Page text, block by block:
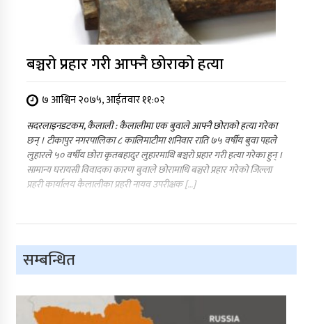
बञ्चरो प्रहार गरी आफ्नै छोराको हत्या
७ आश्विन २०७५, आईतवार ११:०२
सदरलाइनडटकम, कैलाली : कैलालीमा एक बुवाले आफ्नै छोराको हत्या गरेका
छन् । टीकापुर नगरपालिका ८ कालिमाटीमा शनिवार राति ७५ वर्षीय बुवा पहले
लुहारले ५० वर्षीय छोरा कृतबहादुर लुहारमाथि बञ्चरो प्रहार गरी हत्या गरेका हुन् ।
सामान्य घरायसी विवादका कारण बुवाले छोरामाथि बञ्चरो प्रहार गरेको जिल्ला
प्रहरी कार्यालय कैलालीका प्रहरी नायव उपरीक्षक […]
सम्बन्धित